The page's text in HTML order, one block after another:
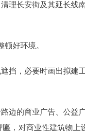
理长安街及其延长线
好环境。
挡，必要时画出拟建
边的商业广告、公益
，对商业性建筑物上